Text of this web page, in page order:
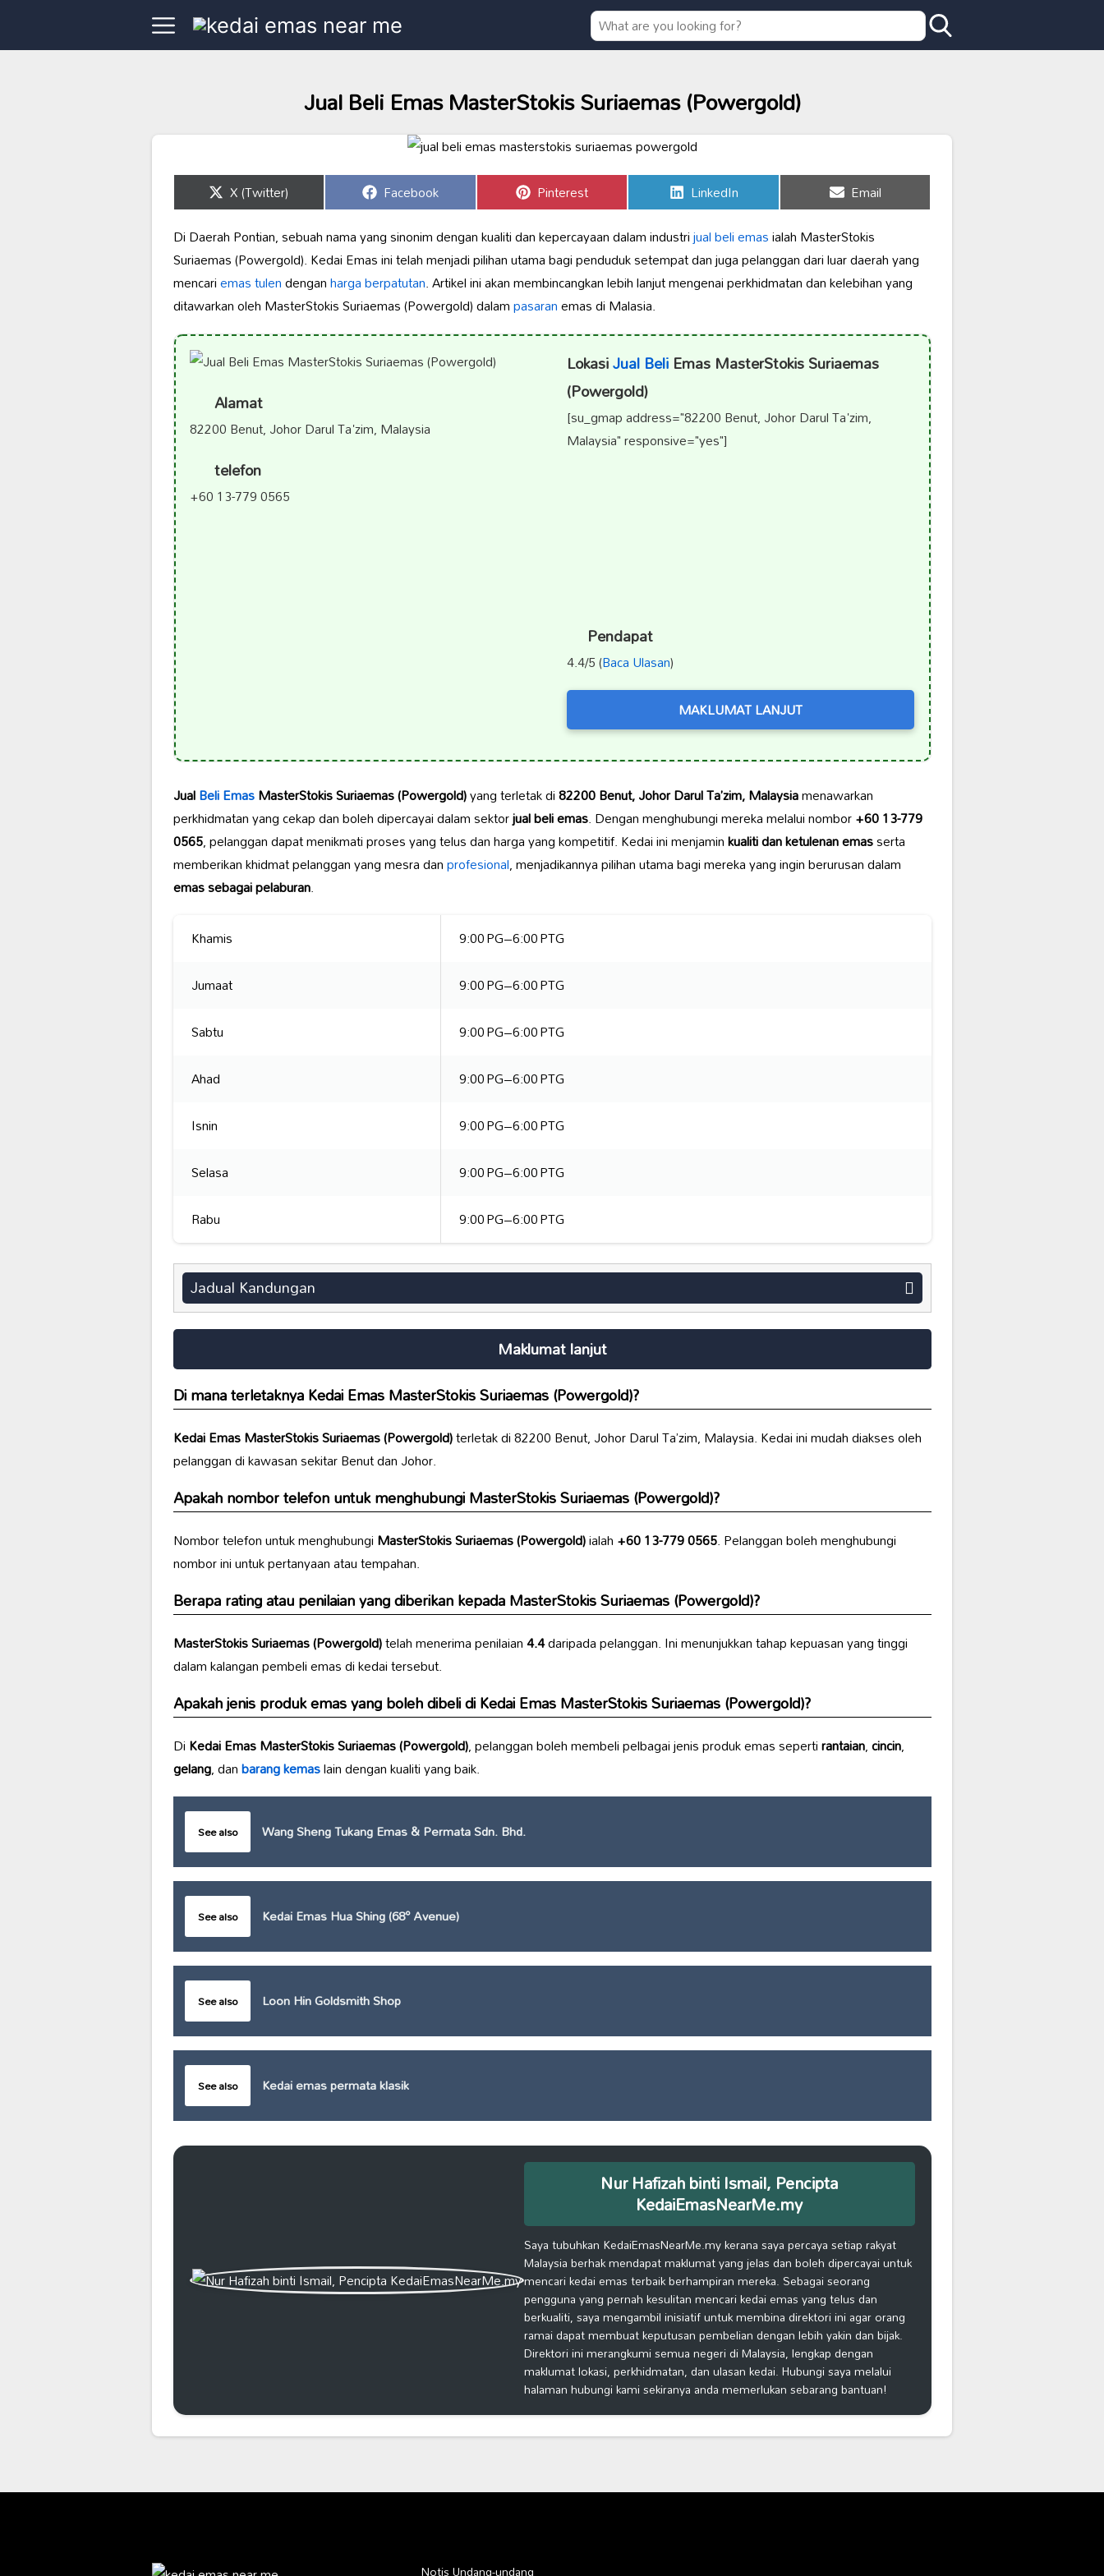
Jual Beli Emas MasterStokis Suriaemas (Powergold)
Share
on
X (Twitter) Share
on
Facebook Share
on
Pinterest Share
on
LinkedIn Share
on
Email
Di Daerah Pontian, sebuah nama yang sinonim dengan kualiti dan kepercayaan dalam industrijual beli emasialah MasterStokis
Suriaemas (Powergold). Kedai Emas ini telah menjadi pilihan utama bagi penduduk setempat dan juga pelanggan dari luar daerah yang
mencariemas tulendenganharga berpatutan. Artikel ini akan membincangkan lebih lanjut mengenai perkhidmatan dan kelebihan yang
ditawarkan oleh MasterStokis Suriaemas (Powergold) dalampasaranemas di Malasia.
Alamat
82200 Benut, Johor Darul Ta'zim, Malaysia
telefon
+60 13-779 0565
LokasiJual BeliEmas MasterStokis Suriaemas
(Powergold)
[su_gmap address="82200 Benut, Johor Darul Ta'zim,
Malaysia" responsive="yes"]
Pendapat
4.4/5 (Baca Ulasan)
MAKLUMAT LANJUT
JualBeli EmasMasterStokis Suriaemas (Powergold)yang terletak di82200 Benut, Johor Darul Ta’zim, Malaysiamenawarkan
perkhidmatan yang cekap dan boleh dipercayai dalam sektorjual beli emas. Dengan menghubungi mereka melalui nombor+60 13-779
0565, pelanggan dapat menikmati proses yang telus dan harga yang kompetitif. Kedai ini menjaminkualiti dan ketulenan emasserta
memberikan khidmat pelanggan yang mesra danprofesional, menjadikannya pilihan utama bagi mereka yang ingin berurusan dalam
emas sebagai pelaburan.
Khamis
9:00 PG–6:00 PTG
Jumaat
9:00 PG–6:00 PTG
Sabtu
9:00 PG–6:00 PTG
Ahad
9:00 PG–6:00 PTG
Isnin
9:00 PG–6:00 PTG
Selasa
9:00 PG–6:00 PTG
Rabu
9:00 PG–6:00 PTG
Jadual Kandungan
Maklumat lanjut
Di mana terletaknyaKedai Emas MasterStokis Suriaemas (Powergold)?
Kedai Emas MasterStokis Suriaemas (Powergold)terletak di 82200 Benut, Johor Darul Ta’zim, Malaysia. Kedai ini mudah diakses oleh
pelanggan di kawasan sekitar Benut dan Johor.
Apakah nombor telefon untuk menghubungiMasterStokis Suriaemas (Powergold)?
Nombor telefon untuk menghubungiMasterStokis Suriaemas (Powergold)ialah+60 13-779 0565. Pelanggan boleh menghubungi
nombor ini untuk pertanyaan atau tempahan.
Berapa rating atau penilaian yang diberikan kepadaMasterStokis Suriaemas (Powergold)?
MasterStokis Suriaemas (Powergold)telah menerima penilaian4.4daripada pelanggan. Ini menunjukkan tahap kepuasan yang tinggi
dalam kalangan pembeli emas di kedai tersebut.
Apakah jenis produk emas yang boleh dibeli diKedai Emas MasterStokis Suriaemas (Powergold)?
DiKedai Emas MasterStokis Suriaemas (Powergold), pelanggan boleh membeli pelbagai jenis produk emas sepertirantaian,cincin,
gelang, danbarang kemaslain dengan kualiti yang baik.
See also Wang Sheng Tukang Emas & Permata Sdn. Bhd.
See also Kedai Emas Hua Shing (68° Avenue)
See also Loon Hin Goldsmith Shop
See also Kedai emas permata klasik
Nur Hafizah binti Ismail, Pencipta
KedaiEmasNearMe.my
Saya tubuhkan KedaiEmasNearMe.my kerana saya percaya setiap rakyat
Malaysia berhak mendapat maklumat yang jelas dan boleh dipercayai untuk
mencari kedai emas terbaik berhampiran mereka. Sebagai seorang
pengguna yang pernah kesulitan mencari kedai emas yang telus dan
berkualiti, saya mengambil inisiatif untuk membina direktori ini agar orang
ramai dapat membuat keputusan pembelian dengan lebih yakin dan bijak.
Direktori ini merangkumi semua negeri di Malaysia, lengkap dengan
maklumat lokasi, perkhidmatan, dan ulasan kedai. Hubungi saya melalui
halaman hubungi kami sekiranya anda memerlukan sebarang bantuan!